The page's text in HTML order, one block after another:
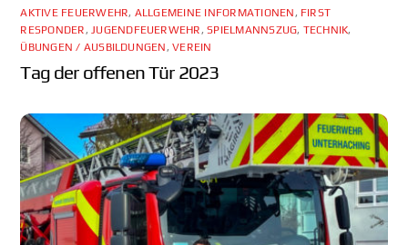
AKTIVE FEUERWEHR, ALLGEMEINE INFORMATIONEN, FIRST
RESPONDER,JUGENDFEUERWEHR,SPIELMANNSZUG, TECHNIK,
ÜBUNGEN / AUSBILDUNGEN,VEREIN
Tag der offenen Tür 2023